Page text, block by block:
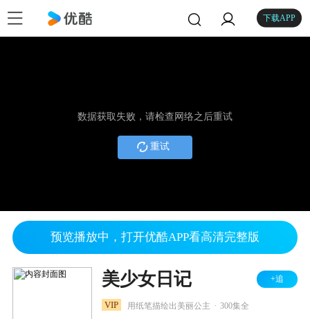
下载APP
数据获取失败，请检查网络之后重试
重试
预览播放中，打开优酷APP看高清完整版
美少女日记 +追
VIP 用纸笔描绘出美丽公主 300集全